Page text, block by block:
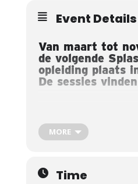
Event Details
Van maart tot
de volgende
opleiding plaats
De sessies
Dag
MORE
Time